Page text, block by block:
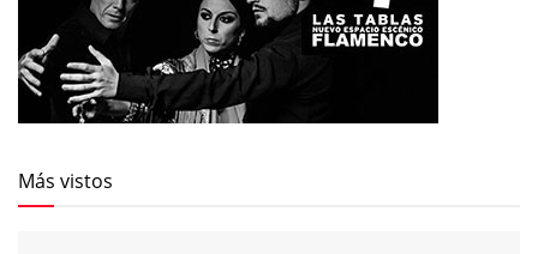
Más vistos